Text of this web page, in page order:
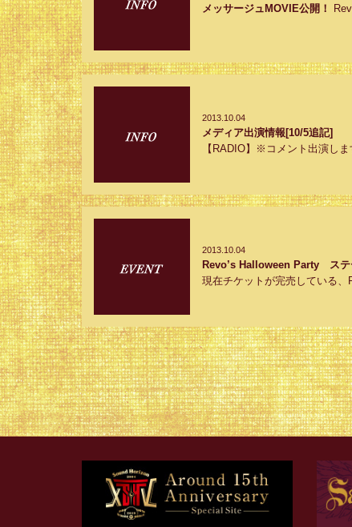
メッサージュMOVIE公開！
2013.10.04
メディア出演情報[10/5追記]
【RADIO】※コメント出演し
2013.10.04
Revo’s Halloween Party ス
現在チケットが完売している